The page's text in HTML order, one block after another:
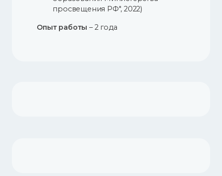
просвещения РФ", 2022)
Опыт работы – 2 года